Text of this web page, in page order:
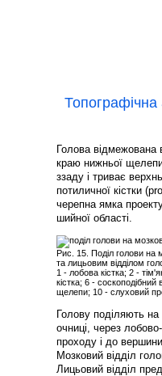
Топографічна
Голова відмежована
краю нижньої щелепи
ззаду і триває
потиличної кістки
черепна ямка
шийної області.
Рис. 15. Поділ голови на
та лицьовим відділом
1 - лобова кістка; 2 -
кістка; 6 -
щелепи; 10 - слуховий
Голову поділяють
очниці, через
проходу і до
Мозковий відділ
Лицьовий відділ